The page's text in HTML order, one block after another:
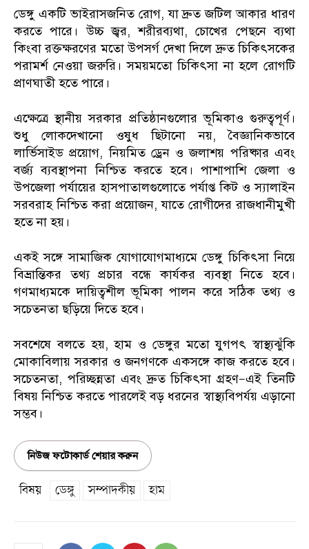
ডেঙ্গু একটি ভাইরাসজনিত রোগ, যা দ্রুত জটিল আকার ধারণ
করতে পারে। উচ্চ জ্বর, শরীরব্যথা, চোখের পেছনে ব্যথা
কিংবা রক্তক্ষরণের মতো উপসর্গ দেখা দিলে দ্রুত চিকিৎসকের
পরামর্শ নেওয়া জরুরি। সময়মতো চিকিৎসা না হলে রোগটি
প্রাণঘাতী হতে পারে।
এক্ষেত্রে স্থানীয় সরকার প্রতিষ্ঠানগুলোর ভূমিকাও গুরুত্বপূর্ণ।
শুধু লোকদেখানো ওষুধ ছিটানো নয়, বৈজ্ঞানিকভাবে
লার্ভিসাইড প্রয়োগ, নিয়মিত ড্রেন ও জলাশয় পরিষ্কার এবং
বর্জ্য ব্যবস্থাপনা নিশ্চিত করতে হবে। পাশাপাশি জেলা ও
উপজেলা পর্যায়ের হাসপাতালগুলোতে পর্যাপ্ত কিট ও স্যালাইন
সরবরাহ নিশ্চিত করা প্রয়োজন, যাতে রোগীদের রাজধানীমুখী
হতে না হয়।
একই সঙ্গে সামাজিক যোগাযোগমাধ্যমে ডেঙ্গু চিকিৎসা নিয়ে
বিভ্রান্তিকর তথ্য প্রচার বন্ধে কার্যকর ব্যবস্থা নিতে হবে।
গণমাধ্যমকে দায়িত্বশীল ভূমিকা পালন করে সঠিক তথ্য ও
সচেতনতা ছড়িয়ে দিতে হবে।
সবশেষে বলতে হয়, হাম ও ডেঙ্গুর মতো যুগপৎ স্বাস্থ্যঝুঁকি
মোকাবিলায় সরকার ও জনগণকে একসঙ্গে কাজ করতে হবে।
সচেতনতা, পরিচ্ছন্নতা এবং দ্রুত চিকিৎসা গ্রহণ—এই তিনটি
বিষয় নিশ্চিত করতে পারলেই বড় ধরনের স্বাস্থ্যবিপর্যয় এড়ানো
সম্ভব।
নিউজ ফটোকার্ড শেয়ার করুন
বিষয় ডেঙ্গু সম্পাদকীয় হাম